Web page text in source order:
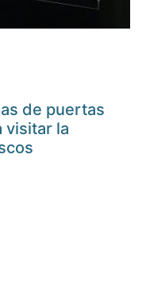
de puertas
visitar la